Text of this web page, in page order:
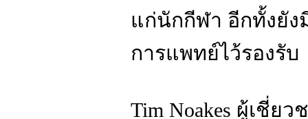
แก่นักกีฬา อีกทั้งยัง
การแพทย์ไว้รองรับ
Tim Noakes ผู้เชี่ย